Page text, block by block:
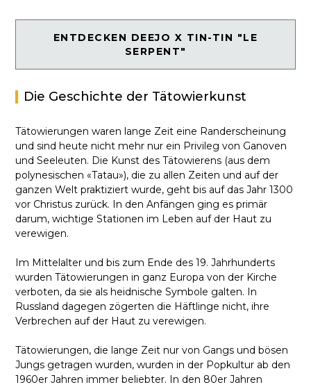
ENTDECKEN DEEJO X TIN-TIN "LE
SERPENT"
Die Geschichte der Tätowierkunst
Tätowierungen waren lange Zeit eine Randerscheinung
und sind heute nicht mehr nur ein Privileg von Ganoven
und Seeleuten. Die Kunst des Tätowierens (aus dem
polynesischen «Tatau»), die zu allen Zeiten und auf der
ganzen Welt praktiziert wurde, geht bis auf das Jahr 1300
vor Christus zurück. In den Anfängen ging es primär
darum, wichtige Stationen im Leben auf der Haut zu
verewigen.
Im Mittelalter und bis zum Ende des 19. Jahrhunderts
wurden Tätowierungen in ganz Europa von der Kirche
verboten, da sie als heidnische Symbole galten. In
Russland dagegen zögerten die Häftlinge nicht, ihre
Verbrechen auf der Haut zu verewigen.
Tätowierungen, die lange Zeit nur von Gangs und bösen
Jungs getragen wurden, wurden in der Popkultur ab den
1960er Jahren immer beliebter. In den 80er Jahren